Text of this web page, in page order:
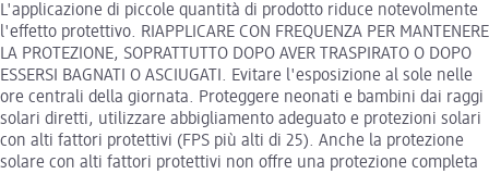
L'applicazione di piccole quantità di prodotto riduce notevolmente
l'eﬀetto protettivo. RIAPPLICARE CON FREQUENZA PER MANTENERE
LA PROTEZIONE, SOPRATTUTTO DOPO AVER TRASPIRATO O DOPO
ESSERSI BAGNATI O ASCIUGATI. Evitare l'esposizione al sole nelle
ore centrali della giornata. Proteggere neonati e bambini dai raggi
solari diretti, utilizzare abbigliamento adeguato e protezioni solari
con alti fattori protettivi (FPS più alti di 25). Anche la protezione
solare con alti fattori protettivi non oﬀre una protezione completa